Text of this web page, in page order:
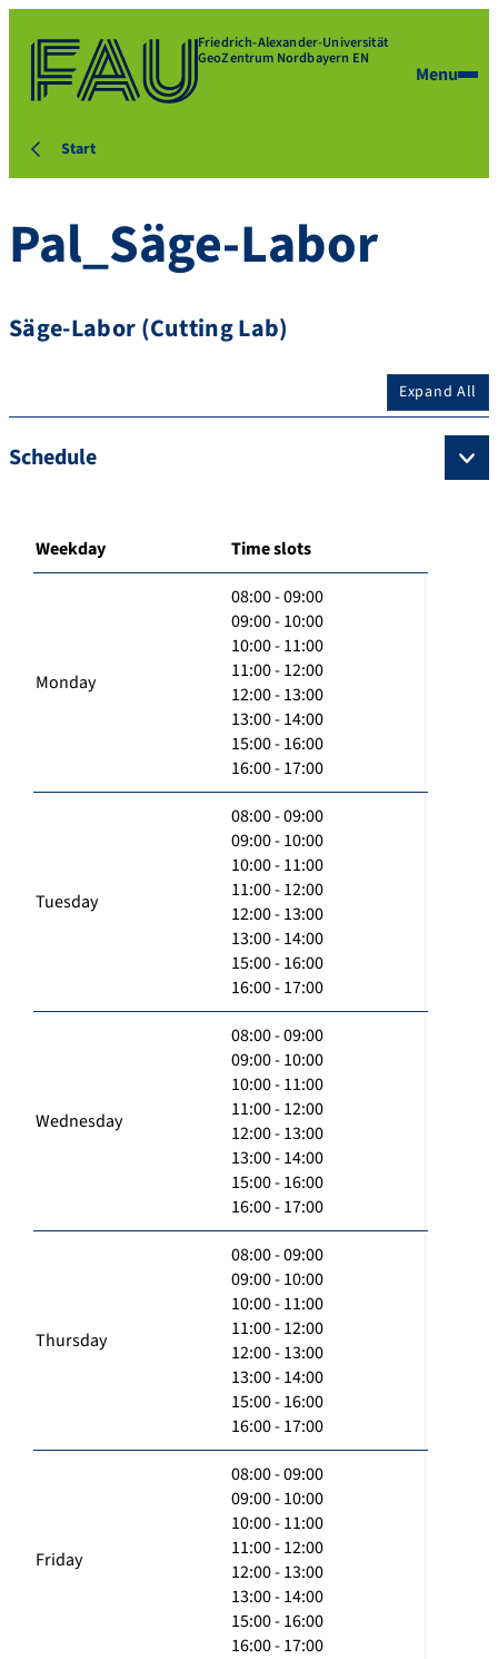
Friedrich-Alexander-Universität
GeoZentrum Nordbayern EN
Menu
Start
Pal_Säge-Labor
Säge-Labor (Cutting Lab)
Expand All
Schedule
Weekday Time slots
Monday
08:00 - 09:00
09:00 - 10:00
10:00 - 11:00
11:00 - 12:00
12:00 - 13:00
13:00 - 14:00
15:00 - 16:00
16:00 - 17:00
Tuesday
08:00 - 09:00
09:00 - 10:00
10:00 - 11:00
11:00 - 12:00
12:00 - 13:00
13:00 - 14:00
15:00 - 16:00
16:00 - 17:00
Wednesday
08:00 - 09:00
09:00 - 10:00
10:00 - 11:00
11:00 - 12:00
12:00 - 13:00
13:00 - 14:00
15:00 - 16:00
16:00 - 17:00
Thursday
08:00 - 09:00
09:00 - 10:00
10:00 - 11:00
11:00 - 12:00
12:00 - 13:00
13:00 - 14:00
15:00 - 16:00
16:00 - 17:00
Friday
08:00 - 09:00
09:00 - 10:00
10:00 - 11:00
11:00 - 12:00
12:00 - 13:00
13:00 - 14:00
15:00 - 16:00
16:00 - 17:00